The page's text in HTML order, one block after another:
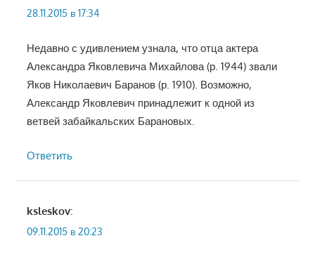
28.11.2015 в 17:34
Недавно с удивлением узнала, что отца актера
Александра Яковлевича Михайлова (р. 1944) звали
Яков Николаевич Баранов (р. 1910). Возможно,
Александр Яковлевич принадлежит к одной из
ветвей забайкальских Барановых.
Ответить
ksleskov:
09.11.2015 в 20:23